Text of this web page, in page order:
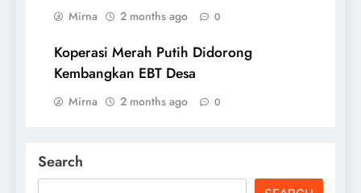
Mirna 2 months ago 0
Koperasi Merah Putih Didorong
Kembangkan EBT Desa
Mirna 2 months ago 0
Search